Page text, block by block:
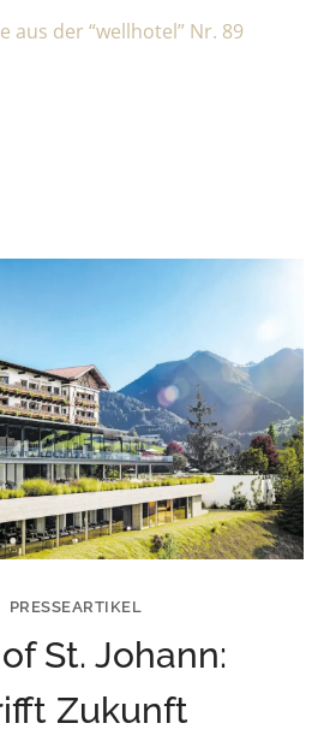
aus der “wellhotel” Nr. 89
PRESSEARTIKEL
St. Johann:
Zukunft